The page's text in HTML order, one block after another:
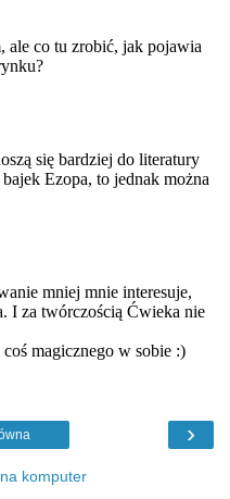
›
komputer